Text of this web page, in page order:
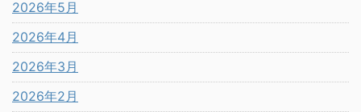
2026年5月
2026年4月
2026年3月
2026年2月